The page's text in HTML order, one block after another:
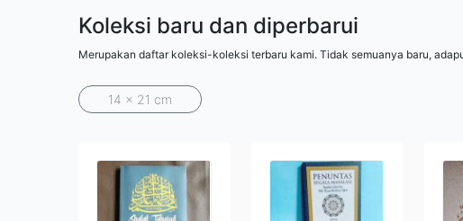
Koleksi baru dan diperbarui
Merupakan daftar koleksi-koleksi terbaru kami. Tidak semuanya baru,
14 x 21 cm